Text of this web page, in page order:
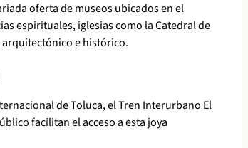
oferta de museos ubicados en el
espirituales, iglesias como la Catedral de
arquitectónico e histórico.
de Toluca, el Tren Interurbano El
facilitan el acceso a esta joya